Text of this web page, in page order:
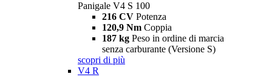
Panigale V4 S 100
216 CV Potenza
120,9 Nm Coppia
187 kg Peso in ordine di marcia
senza carburante (Versione S)
scopri di più
V4 R